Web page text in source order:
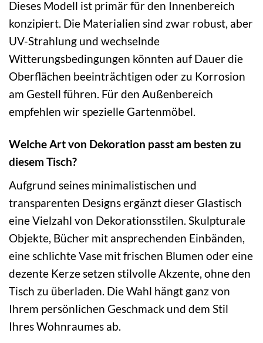
Dieses Modell ist primär für den Innenbereich
konzipiert. Die Materialien sind zwar robust, aber
UV-Strahlung und wechselnde
Witterungsbedingungen könnten auf Dauer die
Oberflächen beeinträchtigen oder zu Korrosion
am Gestell führen. Für den Außenbereich
empfehlen wir spezielle Gartenmöbel.
Welche Art von Dekoration passt am besten zu
diesem Tisch?
Aufgrund seines minimalistischen und
transparenten Designs ergänzt dieser Glastisch
eine Vielzahl von Dekorationsstilen. Skulpturale
Objekte, Bücher mit ansprechenden Einbänden,
eine schlichte Vase mit frischen Blumen oder eine
dezente Kerze setzen stilvolle Akzente, ohne den
Tisch zu überladen. Die Wahl hängt ganz von
Ihrem persönlichen Geschmack und dem Stil
Ihres Wohnraumes ab.